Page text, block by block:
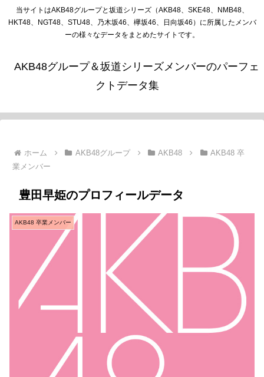
当サイトはAKB48グループと坂道シリーズ（AKB48、SKE48、NMB48、
HKT48、NGT48、STU48、乃木坂46、欅坂46、日向坂46）に所属したメンバ
ーの様々なデータをまとめたサイトです。
AKB48グループ＆坂道シリーズメンバーのパーフェ
クトデータ集
ホーム AKB48グループ AKB48
AKB48 卒
業メンバー
豊田早姫のプロフィールデータ
AKB48 卒業メンバー